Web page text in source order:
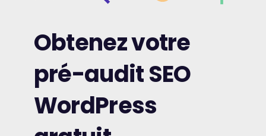
Obtenez votre
pré-audit SEO
WordPress